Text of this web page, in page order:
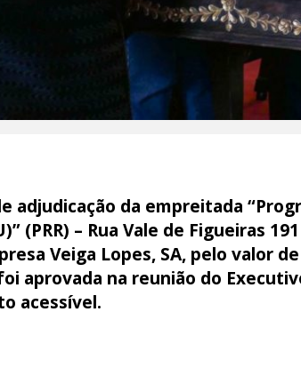
adjudicação da empreitada
(PRR) – Rua Vale de Figueiras
Veiga Lopes, SA, pelo valor
aprovada na reunião do
acessível.